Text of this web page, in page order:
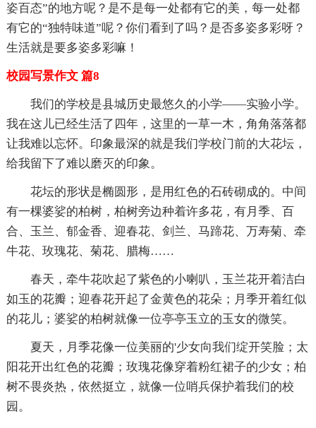
姿百态”的地方呢？是不是每一处都有它的美，每一处都
有它的“独特味道”呢？你们看到了吗？是否多姿多彩呀？
生活就是要多姿多彩嘛！
校园写景作文 篇8
我们的学校是县城历史最悠久的小学——实验小学。
我在这儿已经生活了四年，这里的一草一木，角角落落都
让我难以忘怀。印象最深的就是我们学校门前的大花坛，
给我留下了难以磨灭的印象。
花坛的形状是椭圆形，是用红色的石砖砌成的。中间
有一棵婆娑的柏树，柏树旁边种着许多花，有月季、百
合、玉兰、郁金香、迎春花、剑兰、马蹄花、万寿菊、牵
牛花、玫瑰花、菊花、腊梅……
春天，牵牛花吹起了紫色的小喇叭，玉兰花开着洁白
如玉的花瓣；迎春花开起了金黄色的花朵；月季开着红似
的花儿；婆娑的柏树就像一位亭亭玉立的玉女的微笑。
夏天，月季花像一位美丽的'少女向我们绽开笑脸；太
阳花开出红色的花瓣；玫瑰花像穿着粉红裙子的少女；柏
树不畏炎热，依然挺立，就像一位哨兵保护着我们的校
园。